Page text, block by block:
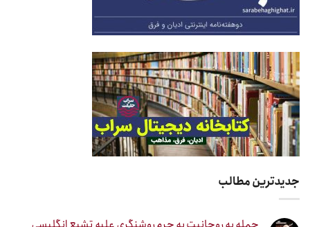
جدیدترین مطالب